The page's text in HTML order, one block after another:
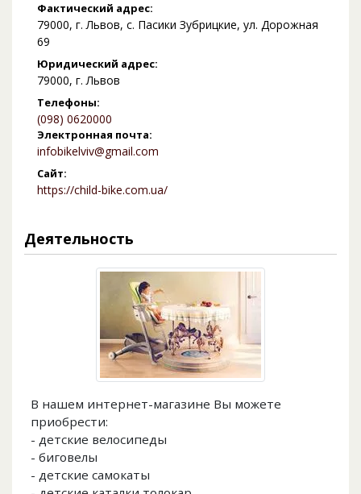
Фактический адрес:
79000, г. Львов, с. Пасики Зубрицкие, ул. Дорожная
69
Юридический адрес:
79000, г. Львов
Телефоны:
(098) 0620000
Электронная почта:
infobikelviv@gmail.com
Сайт:
https://child-bike.com.ua/
Деятельность
В нашем интернет-магазине Вы можете
приобрести:
- детские велосипеды
- биговелы
- детские самокаты